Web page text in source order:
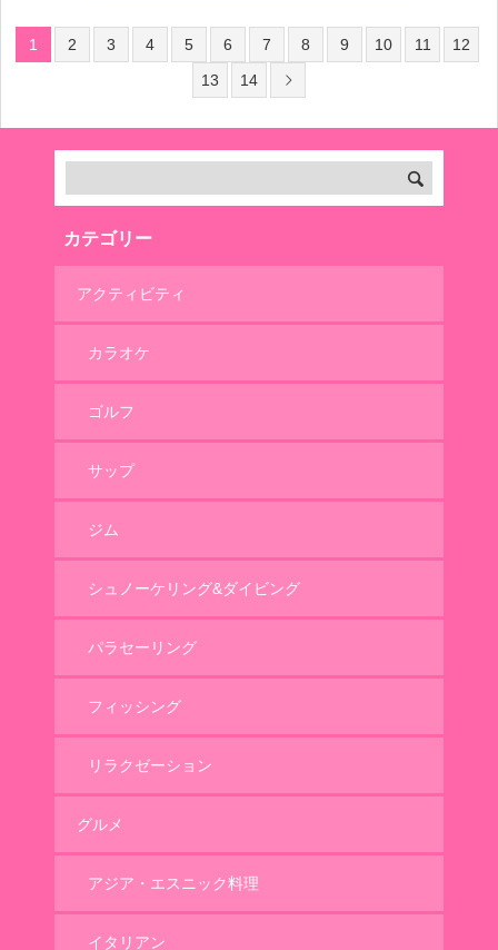
1 2 3 4 5 6 7 8 9 10 11
12
13
14
カテゴリー
アクティビティ
カラオケ
ゴルフ
サップ
ジム
シュノーケリング&ダイビング
パラセーリング
フィッシング
リラクゼーション
グルメ
アジア・エスニック料理
イタリアン